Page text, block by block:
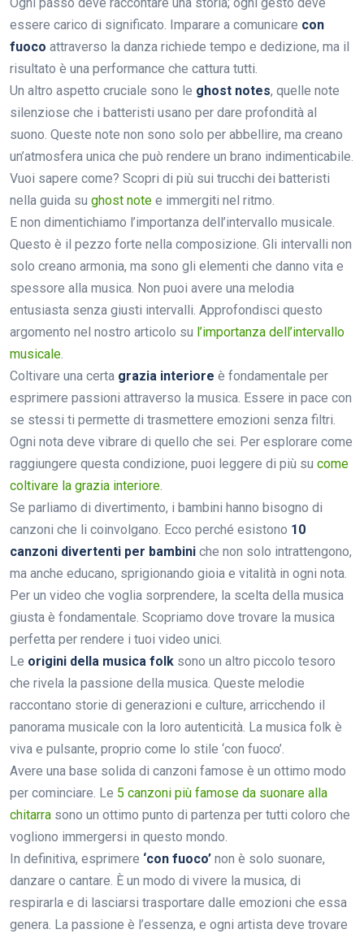
Ogni passo deve raccontare una storia; ogni gesto deve
essere carico di significato. Imparare a comunicare con
fuoco attraverso la danza richiede tempo e dedizione, ma il
risultato è una performance che cattura tutti.
Un altro aspetto cruciale sono le ghost notes, quelle note
silenziose che i batteristi usano per dare profondità al
suono. Queste note non sono solo per abbellire, ma creano
un’atmosfera unica che può rendere un brano indimenticabile.
Vuoi sapere come? Scopri di più sui trucchi dei batteristi
nella guida su ghost note e immergiti nel ritmo.
E non dimentichiamo l’importanza dell’intervallo musicale.
Questo è il pezzo forte nella composizione. Gli intervalli non
solo creano armonia, ma sono gli elementi che danno vita e
spessore alla musica. Non puoi avere una melodia
entusiasta senza giusti intervalli. Approfondisci questo
argomento nel nostro articolo su l’importanza dell’intervallo
musicale.
Coltivare una certa grazia interiore è fondamentale per
esprimere passioni attraverso la musica. Essere in pace con
se stessi ti permette di trasmettere emozioni senza filtri.
Ogni nota deve vibrare di quello che sei. Per esplorare come
raggiungere questa condizione, puoi leggere di più su come
coltivare la grazia interiore.
Se parliamo di divertimento, i bambini hanno bisogno di
canzoni che li coinvolgano. Ecco perché esistono 10
canzoni divertenti per bambini che non solo intrattengono,
ma anche educano, sprigionando gioia e vitalità in ogni nota.
Per un video che voglia sorprendere, la scelta della musica
giusta è fondamentale. Scopriamo dove trovare la musica
perfetta per rendere i tuoi video unici.
Le origini della musica folk sono un altro piccolo tesoro
che rivela la passione della musica. Queste melodie
raccontano storie di generazioni e culture, arricchendo il
panorama musicale con la loro autenticità. La musica folk è
viva e pulsante, proprio come lo stile ‘con fuoco’.
Avere una base solida di canzoni famose è un ottimo modo
per cominciare. Le 5 canzoni più famose da suonare alla
chitarra sono un ottimo punto di partenza per tutti coloro che
vogliono immergersi in questo mondo.
In definitiva, esprimere ‘con fuoco’ non è solo suonare,
danzare o cantare. È un modo di vivere la musica, di
respirarla e di lasciarsi trasportare dalle emozioni che essa
genera. La passione è l’essenza, e ogni artista deve trovare